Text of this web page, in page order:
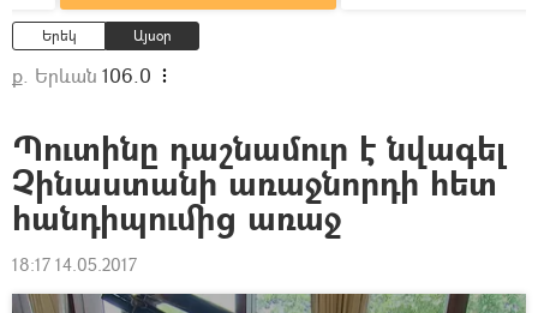
Երեկ Այսօր
ք. Երևան 106.0
Պուտինը դաշնամուր է նվագել
Չինաստանի առաջնորդի հետ
հանդիպումից առաջ
18:17 14.05.2017